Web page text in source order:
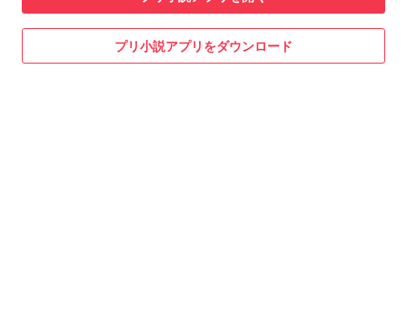
プリ小説アプリをダウンロード